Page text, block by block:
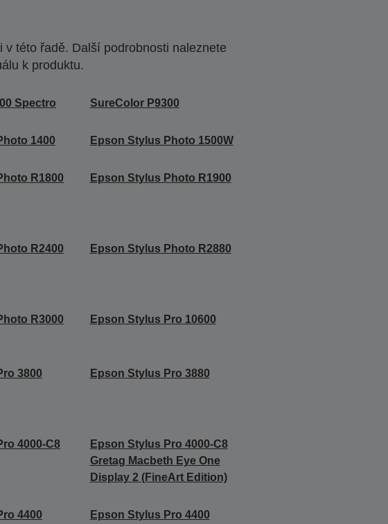
této řadě. Další podrobnosti naleznete
k produktu.
Spectro SureColor P9300
1400 Epson Stylus Photo 1500W
R1800 Epson Stylus Photo R1900
R2400 Epson Stylus Photo R2880
R3000 Epson Stylus Pro 10600
3800 Epson Stylus Pro 3880
4000-C8
Epson Stylus Pro 4000-C8
Gretag Macbeth Eye One
Display 2 (FineArt Edition)
4400 Epson Stylus Pro 4400